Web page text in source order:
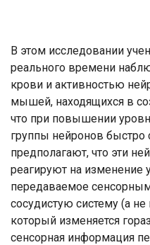
В этом исследовании
реального времени
крови и активностью
мышей, находящихся в
что при повышении
группы нейронов быстро
предполагают, что эти
реагируют на изменение
передаваемое
сосудистую систему (а
который изменяется
сенсорная информация